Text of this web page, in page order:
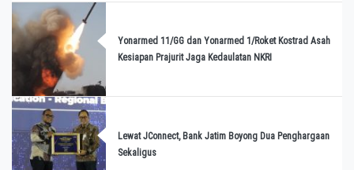
Yonarmed 11/GG dan Yonarmed 1/Roket Kostrad Asah
Kesiapan Prajurit Jaga Kedaulatan NKRI
Lewat JConnect, Bank Jatim Boyong Dua Penghargaan
Sekaligus